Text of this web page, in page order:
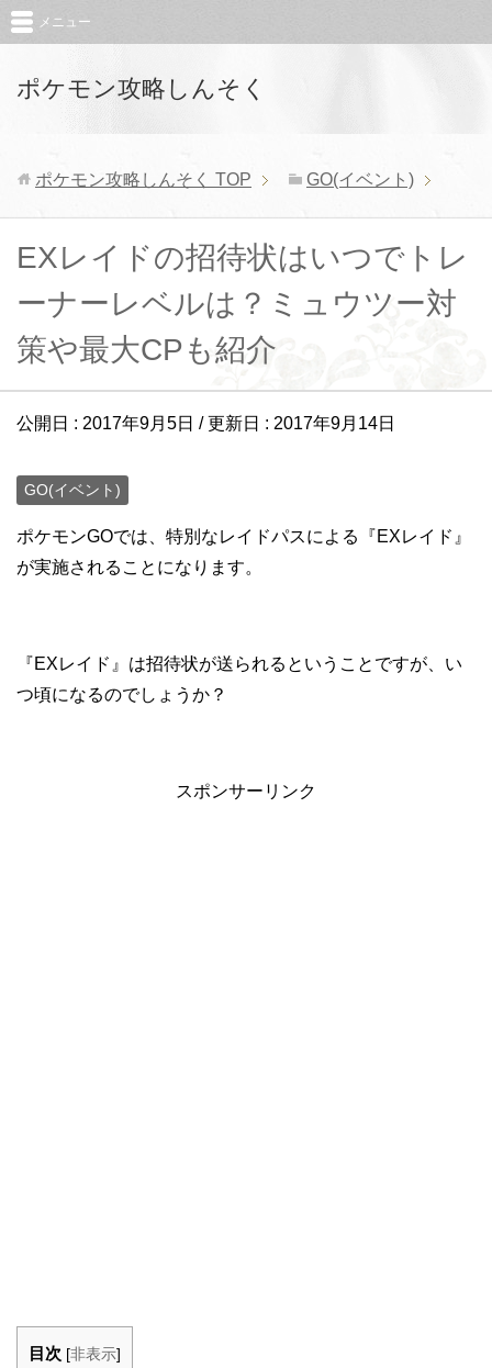
ポケモン攻略しんそく
メニュー
ポケモン攻略しんそく TOP GO(イベント)
EXレイドの招待状はいつでトレ
ーナーレベルは？ミュウツー対
策や最大CPも紹介
公開日 : 2017年9月5日 / 更新日 : 2017年9月14日
GO(イベント)
ポケモンGOでは、特別なレイドパスによる『EXレイド』
が実施されることになります。
『EXレイド』は招待状が送られるということですが、い
つ頃になるのでしょうか？
スポンサーリンク
目次 [非表示]